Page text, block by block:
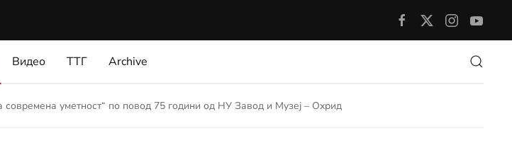
Видео ТТГ Archive
уметност“ по повод 75 години од НУ Завод и Музеј – Охрид